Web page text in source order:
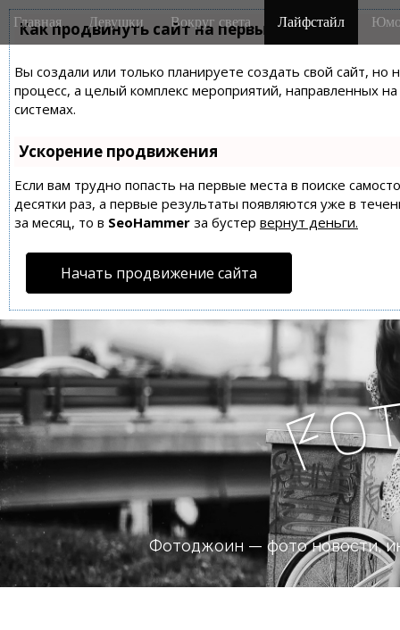
Как продвинуть сайт на первые места?
Вы создали или только планируете создать свой сайт,
процесс, а целый комплекс мероприятий, направленных
системах.
Ускорение продвижения
Если вам трудно попасть на первые места в поиске
десятки раз, а первые результаты появляются уже в
за месяц, то в SeoHammer за бустер вернут деньги.
Начать продвижение сайта
M
a
n
m
e
n
u
i
Главная Девушки Вокруг света Лайфстайл
Fo
Фотоджоин — фото новости,